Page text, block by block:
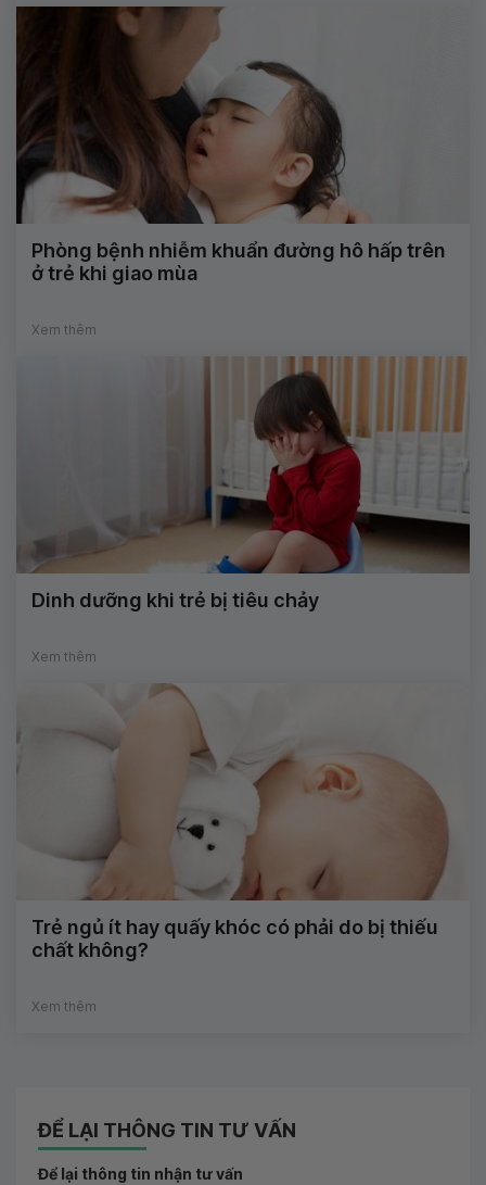
Phòng bệnh nhiễm khuẩn đường hô hấp trên
ở trẻ khi giao mùa
Xem thêm
Dinh dưỡng khi trẻ bị tiêu chảy
Xem thêm
Trẻ ngủ ít hay quấy khóc có phải do bị thiếu
chất không?
Xem thêm
ĐỂ LẠI THÔNG TIN TƯ VẤN
Để lại thông tin nhận tư vấn